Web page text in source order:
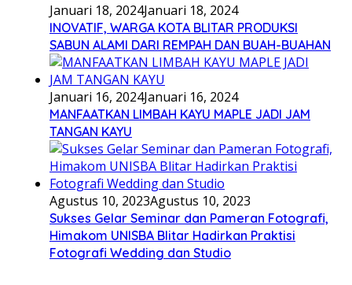
Januari 18, 2024Januari 18, 2024
INOVATIF, WARGA KOTA BLITAR PRODUKSI
SABUN ALAMI DARI REMPAH DAN BUAH-BUAHAN
Januari 16, 2024Januari 16, 2024
MANFAATKAN LIMBAH KAYU MAPLE JADI JAM
TANGAN KAYU
Agustus 10, 2023Agustus 10, 2023
Sukses Gelar Seminar dan Pameran Fotografi,
Himakom UNISBA Blitar Hadirkan Praktisi
Fotografi Wedding dan Studio